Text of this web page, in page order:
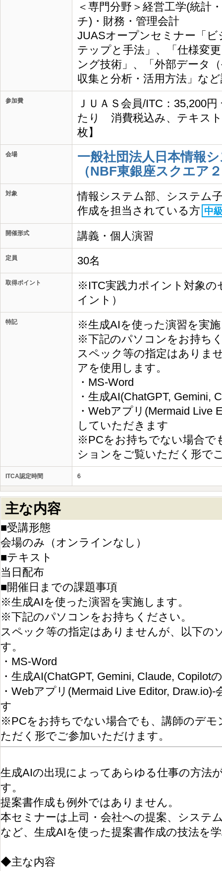
＜専門分野＞経営工学(統計
チ)・財務・管理会計
JUASオープンセミナー「
テップと手法」、「仕様変
ング技術」、「外部データ
収集と分析・活用方法」な
参加費
ＪＵＡＳ会員/ITC：35,200
たり 消費税込み、テキス
枚】
会場
一般社団法人日本情報
（NBF東銀座スクエア
対象
情報システム部、システム
作成を担当されている方 中
開催形式 講義・個人演習
定員 30名
取得ポイント
※ITC実践力ポイント対象の
イント）
特記
※生成AIを使った演習を実
※下記のパソコンをお持ち
スペック等の指定はありま
アを使用します。
・MS-Word
・生成AI(ChatGPT, Gemini,
・Webアプリ(Mermaid Live
していただきます
※PCをお持ちでない場合で
ションをご覧いただく形で
ITCA認定時間 6
主な内容
■受講形態
会場のみ（オンラインなし）
■テキスト
当日配布
■開催日までの課題事項
※生成AIを使った演習を実施します。
※下記のパソコンをお持ちください。
スペック等の指定はありませんが、以下の
す。
・MS-Word
・生成AI(ChatGPT, Gemini, Claude, Copilot
・Webアプリ(Mermaid Live Editor,
す
※PCをお持ちでない場合でも、講師のデ
ただく形でご参加いただけます。
生成AIの出現によってあらゆる仕事の方法
す。
提案書作成も例外ではありません。
本セミナーは上司・会社への提案、システ
など、生成AIを使った提案書作成の技法を
◆主な内容